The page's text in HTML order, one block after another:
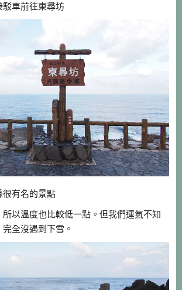
車前往東尋坊
有名的景點
以溫度也比較低一點。但我們運氣不知
全沒遇到下雪。